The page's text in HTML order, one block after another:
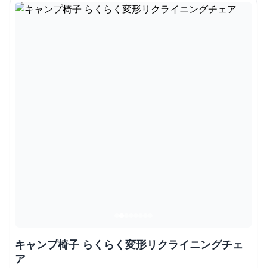
キャンプ椅子 らくらく変形リクライニングチェ
ア